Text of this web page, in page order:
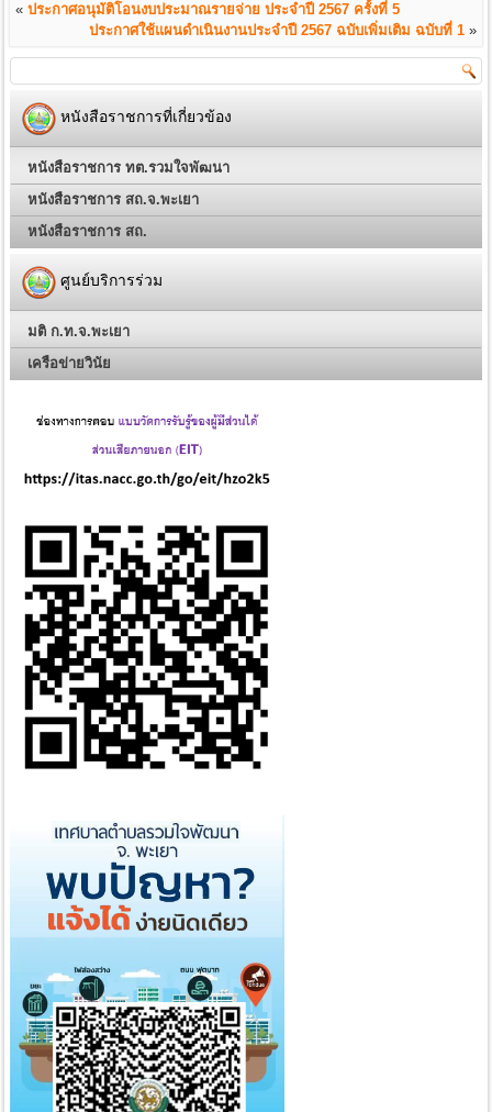
«ประกาศอนุมัติโอนงบประมาณรายจ่าย ประจำปี 2567 ครั้งที่ 5
ประกาศใช้แผนดำเนินงานประจำปี 2567 ฉบับเพิ่มเติม ฉบับที่ 1»
หนังสือราชการที่เกี่ยวข้อง
หนังสือราชการ ทต.รวมใจพัฒนา
หนังสือราชการ สถ.จ.พะเยา
หนังสือราชการ สถ.
ศูนย์บริการร่วม
มติ ก.ท.จ.พะเยา
เครือข่ายวินัย